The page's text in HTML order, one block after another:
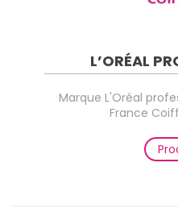
L’ORÉAL
Marque L'Oréal
France